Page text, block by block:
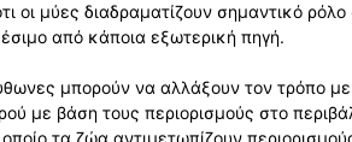
οι μύες διαδραματίζουν σημαντικό
από κάποια εξωτερική πηγή.
μπορούν να αλλάξουν τον τρόπο
με βάση τους περιορισμούς στο
τα ζώα αντιμετωπίζουν